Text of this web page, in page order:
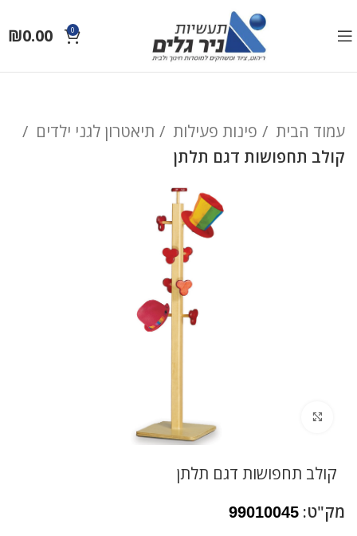
0
₪0.00
עמוד הבית פינות פעילות
תיאטרון לגני ילדים
קולב תחפושות דגם תלתן
קולב תחפושות דגם תלתן
מק"ט: 99010045